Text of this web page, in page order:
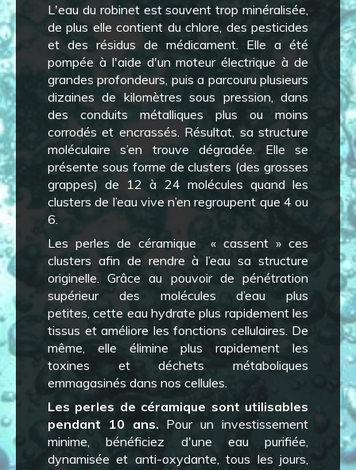
L'eau du robinet est souvent trop minéralisée,
de plus elle contient du chlore, des pesticides
et des résidus de médicament. Elle a été
pompée à l'aide d'un moteur électrique à de
grandes profondeurs, puis a parcouru plusieurs
dizaines de kilomètres sous pression, dans
des conduits métalliques plus ou moins
corrodés et encrassés. Résultat, sa structure
moléculaire s’en trouve dégradée. Elle se
présente sous forme de clusters (des grosses
grappes) de 12 à 24 molécules quand les
clusters de l’eau vive n’en regroupent que 4 ou
6.
Les perles de céramique « cassent » ces
clusters afin de rendre à l’eau sa structure
originelle. Grâce au pouvoir de pénétration
supérieur des molécules d’eau plus
petites, cette eau hydrate plus rapidement les
tissus et améliore les fonctions cellulaires. De
même, elle élimine plus rapidement les
toxines et déchets métaboliques
emmagasinés dans nos cellules.
Les perles de céramique sont utilisables
pendant 10 ans. Pour un investissement
minime, bénéficiez d'une eau purifiée,
dynamisée et anti-oxydante, tous les jours,